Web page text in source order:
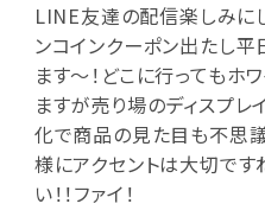
LINE友達の配信楽しみに
ンコインクーポン出たし平
ます～！どこに行ってもホ
ますが売り場のディスプレ
化で商品の見た目も不思
様にアクセントは大切です
い！！ファイ！